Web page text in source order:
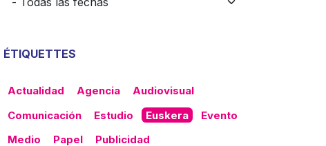
ÉTIQUETTES
Actualidad Agencia
Audiovisual
Comunicación
Estudio Euskera
Evento
Medio
Papel Publicidad